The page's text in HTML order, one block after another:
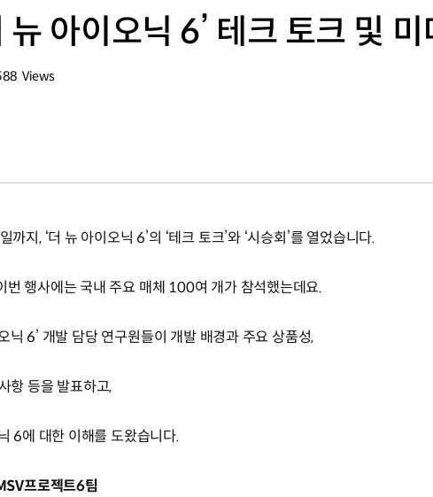
뉴 아이오닉 6’ 테크 토크 및
Views
지, ‘더 뉴 아이오닉 6’의 ‘테크 토크’와 ‘시승회’를 열었습니다.
번 행사에는 국내 주요 매체 100여 개가 참석했는데요.
닉 6’ 개발 담당 연구원들이 개발 배경과 주요 상품성,
항 등을 발표하고,
6에 대한 이해를 도왔습니다.
프로젝트6팀